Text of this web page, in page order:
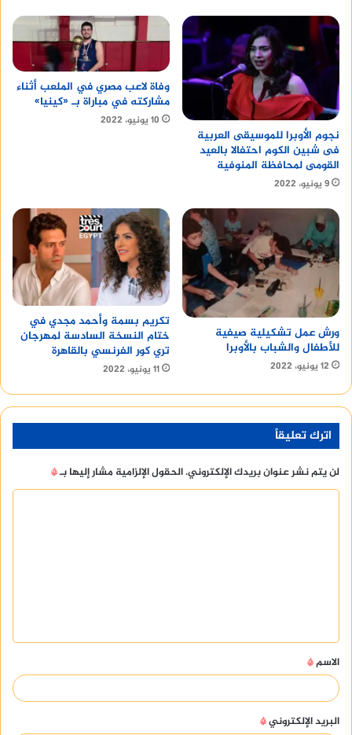
نجوم الأوبرا للموسيقى العربية
فى شبين الكوم احتفالا بالعيد
القومى لمحافظة المنوفية
9 يونيو، 2022
وفاة لاعب مصري في الملعب أثناء
مشاركته في مباراة بـ «كينيا»
10 يونيو، 2022
ورش عمل تشكيلية صيفية
للأطفال والشباب بالأوبرا
12 يونيو، 2022
تكريم بسمة وأحمد مجدي في
ختام النسخة السادسة لمهرجان
تري كور الفرنسي بالقاهرة
11 يونيو، 2022
اترك تعليقاً
لن يتم نشر عنوان بريدك الإلكتروني.الحقول الإلزامية مشار إليها بـ*
ق
*
الاسم*
البريد الإلكتروني*